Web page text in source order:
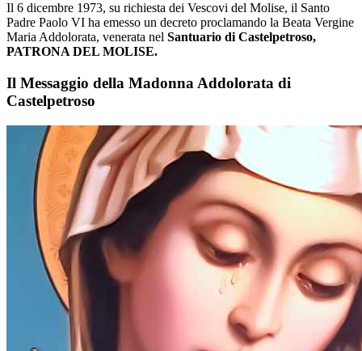
Il 6 dicembre 1973, su richiesta dei Vescovi del Molise, il Santo
Padre Paolo VI ha emesso un decreto proclamando la Beata Vergine
Maria Addolorata, venerata nel Santuario di Castelpetroso,
PATRONA DEL MOLISE.
Il Messaggio della Madonna Addolorata di
Castelpetroso